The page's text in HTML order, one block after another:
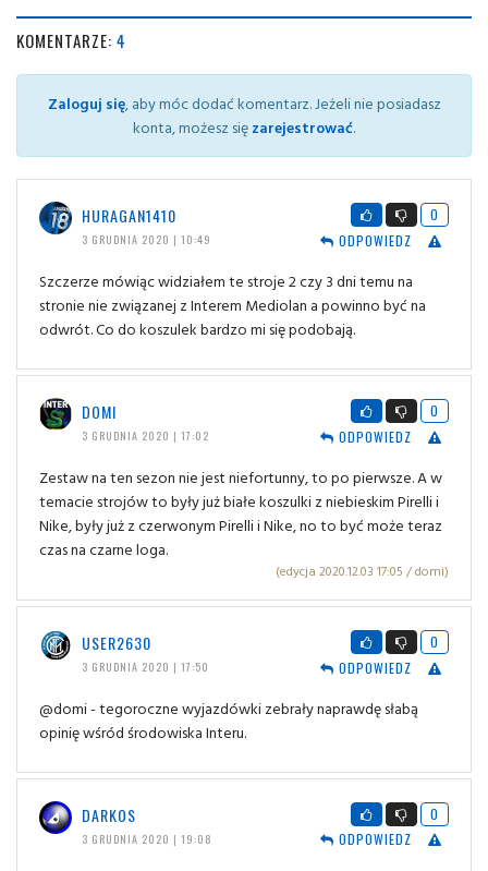
KOMENTARZE: 4
Zaloguj się, aby móc dodać komentarz. Jeżeli nie posiadasz
konta, możesz sięzarejestrować.
HURAGAN1410
3 GRUDNIA 2020 | 10:49
0
ODPOWIEDZ
Szczerze mówiąc widziałem te stroje 2 czy 3 dni temu na
stronie nie związanej z Interem Mediolan a powinno być na
odwrót. Co do koszulek bardzo mi się podobają.
DOMI
3 GRUDNIA 2020 | 17:02
0
ODPOWIEDZ
Zestaw na ten sezon nie jest niefortunny, to po pierwsze. A w
temacie strojów to były już białe koszulki z niebieskim Pirelli i
Nike, były już z czerwonym Pirelli i Nike, no to być może teraz
czas na czarne loga.
(edycja 2020.12.03 17:05 / domi)
USER2630
3 GRUDNIA 2020 | 17:50
0
ODPOWIEDZ
@domi - tegoroczne wyjazdówki zebrały naprawdę słabą
opinię wśród środowiska Interu.
DARKOS
3 GRUDNIA 2020 | 19:08
0
ODPOWIEDZ